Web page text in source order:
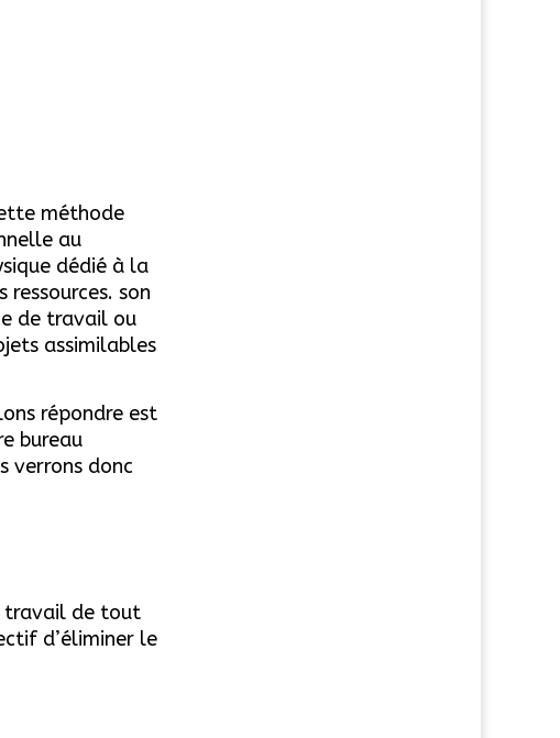
méthode
au
dédié à la
son
de travail ou
assimilables
répondre est
bureau
verrons donc
travail de tout
d’éliminer le